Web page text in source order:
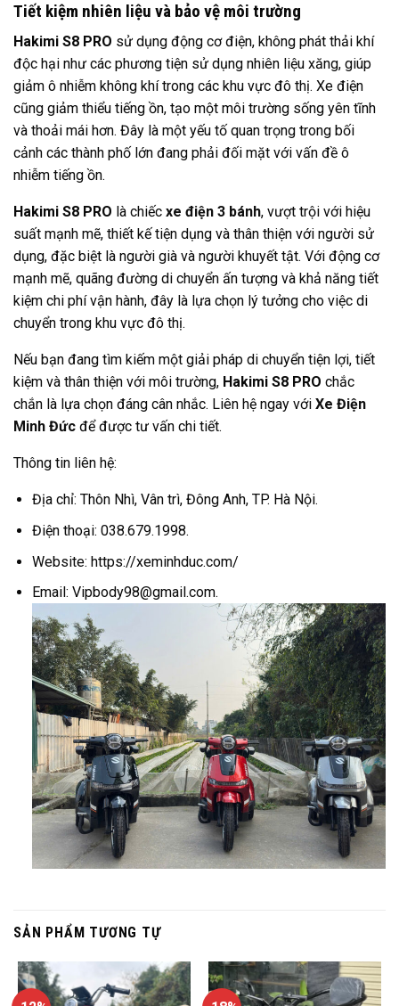
Tiết kiệm nhiên liệu và bảo vệ môi trường
Hakimi S8 PRO sử dụng động cơ điện, không phát thải khí
độc hại như các phương tiện sử dụng nhiên liệu xăng, giúp
giảm ô nhiễm không khí trong các khu vực đô thị. Xe điện
cũng giảm thiểu tiếng ồn, tạo một môi trường sống yên tĩnh
và thoải mái hơn. Đây là một yếu tố quan trọng trong bối
cảnh các thành phố lớn đang phải đối mặt với vấn đề ô
nhiễm tiếng ồn.
Hakimi S8 PRO là chiếc xe điện 3 bánh, vượt trội với hiệu
suất mạnh mẽ, thiết kế tiện dụng và thân thiện với người sử
dụng, đặc biệt là người già và người khuyết tật. Với động cơ
mạnh mẽ, quãng đường di chuyển ấn tượng và khả năng tiết
kiệm chi phí vận hành, đây là lựa chọn lý tưởng cho việc di
chuyển trong khu vực đô thị.
Nếu bạn đang tìm kiếm một giải pháp di chuyển tiện lợi, tiết
kiệm và thân thiện với môi trường, Hakimi S8 PRO chắc
chắn là lựa chọn đáng cân nhắc. Liên hệ ngay với Xe Điện
Minh Đức để được tư vấn chi tiết.
Thông tin liên hệ:
Địa chỉ: Thôn Nhì, Vân trì, Đông Anh, TP. Hà Nội.
Điện thoại: 038.679.1998.
Website: https://xeminhduc.com/
Email: Vipbody98@gmail.com.
SẢN PHẨM TƯƠNG TỰ